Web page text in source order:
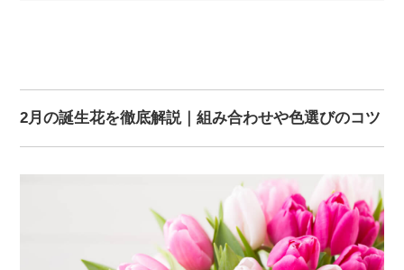
2月の誕生花を徹底解説｜組み合わせや色選びのコツ